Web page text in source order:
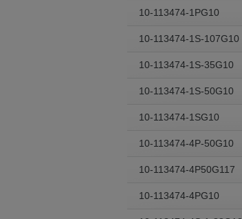
10-113474-1PG10
10-113474-1S-107G10
10-113474-1S-35G10
10-113474-1S-50G10
10-113474-1SG10
10-113474-4P-50G10
10-113474-4P50G117
10-113474-4PG10